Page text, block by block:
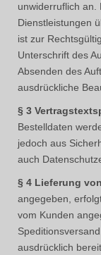
unwiderruflich an.
Dienstleistungen
ist zur
Unterschrift des
Absenden des
ausdrückliche
§ 3
Bestelldaten
jedoch aus
auch
§ 4 Lieferung
angegeben,
vom Kunden
ausdrücklich